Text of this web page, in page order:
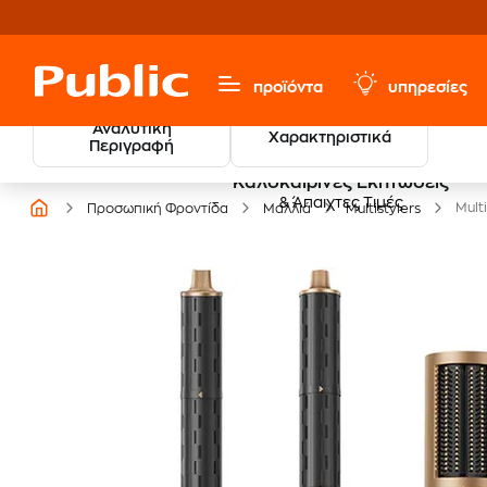
προϊόντα υπηρεσίες
Αναλυτική
Περιγραφή
Χαρακτηριστικά
Καλοκαιρινές Εκπτώσεις
& Άπαιχτες Τιμές
Προσωπική Φροντίδα Μαλλιά Multistylers